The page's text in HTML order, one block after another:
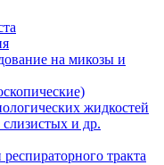
на микозы и
жидкостей
и др.
тракта